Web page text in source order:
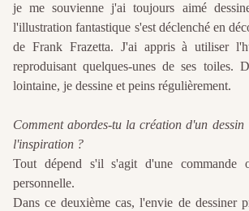
je me souvienne j'ai toujours aimé
l'illustration fantastique s'est déclenché en
de Frank Frazetta. J'ai appris à utiliser
reproduisant quelques-unes de ses toiles.
lointaine, je dessine et peins régulièrement.
Comment abordes-tu la création d'un
l'inspiration ?
Tout dépend s'il s'agit d'une commande
personnelle.
Dans ce deuxième cas, l'envie de dessiner